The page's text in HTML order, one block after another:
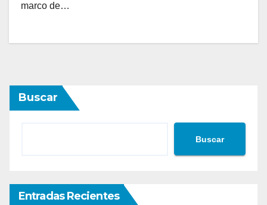
marco de…
Buscar
Buscar
Entradas Recientes